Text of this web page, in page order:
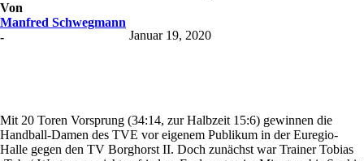
Von
Manfred Schwegmann
-
Januar 19, 2020
Mit 20 Toren Vorsprung (34:14, zur Halbzeit 15:6) gewinnen die
Handball-Damen des TVE vor eigenem Publikum in der Euregio-
Halle gegen den TV Borghorst II. Doch zunächst war Trainer Tobias